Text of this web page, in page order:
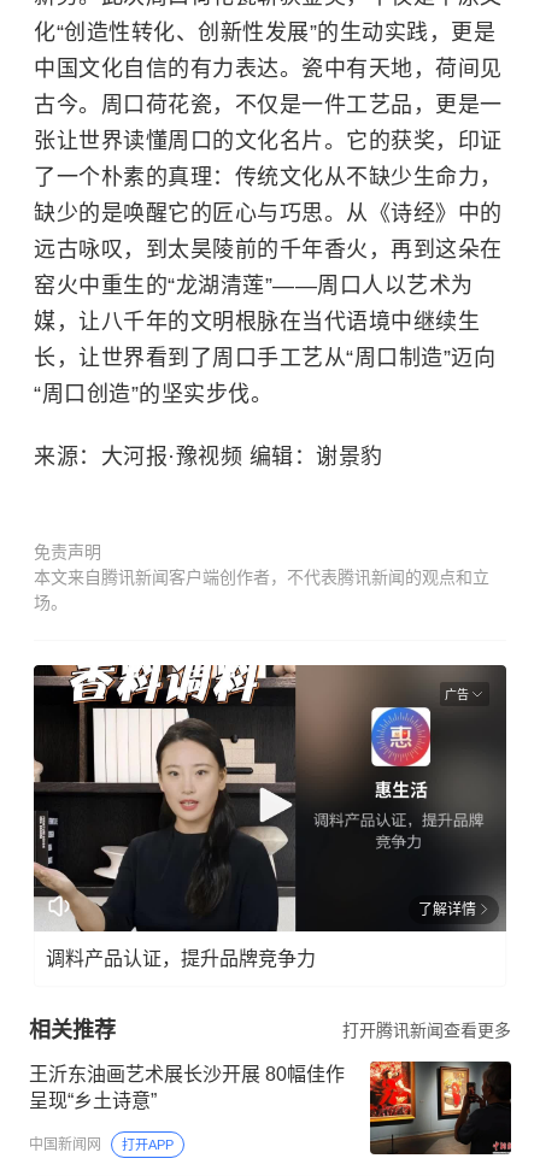
化“创造性转化、创新性发展”的生动实践，更是
中国文化自信的有力表达。瓷中有天地，荷间见
古今。周口荷花瓷，不仅是一件工艺品，更是一
张让世界读懂周口的文化名片。它的获奖，印证
了一个朴素的真理：传统文化从不缺少生命力，
缺少的是唤醒它的匠心与巧思。从《诗经》中的
远古咏叹，到太昊陵前的千年香火，再到这朵在
窑火中重生的“龙湖清莲”——周口人以艺术为
媒，让八千年的文明根脉在当代语境中继续生
长，让世界看到了周口手工艺从“周口制造”迈向
“周口创造”的坚实步伐。
来源：大河报·豫视频 编辑：谢景豹
免责声明
本文来自腾讯新闻客户端创作者，不代表腾讯新闻的观点和立
场。
广告
了解详情
调料产品认证，提升品牌竞争力
相关推荐 打开腾讯新闻查看更多
王沂东油画艺术展长沙开展 80幅佳作
呈现“乡土诗意”
中国新闻网 打开APP